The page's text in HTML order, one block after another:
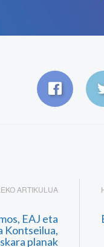
ARTIKULUA
EAJ eta
Kontseilua,
planak